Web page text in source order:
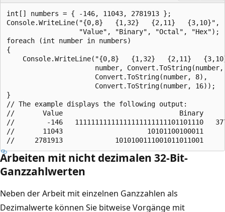
int[] numbers = { -146, 11043, 2781913 };
Console.WriteLine("{0,8}   {1,32}   {2,11}   {3,10}",
                  "Value", "Binary", "Octal", "Hex");
foreach (int number in numbers)
{
Console.WriteLine("{0,8}   {1,32}   {2,11}
number, Convert.ToString(number,
                      Convert.ToString(number, 8),
                      Convert.ToString(number, 16));
}
// The example displays the following output:
//       Value                             Binary
//        -146   11111111111111111111111101101110
//       11043                     10101100100011
Arbeiten mit nicht dezimalen 32-Bit-
Ganzzahlwerten
Neben der Arbeit mit einzelnen Ganzzahlen als
Dezimalwerte können Sie bitweise Vorgänge mit